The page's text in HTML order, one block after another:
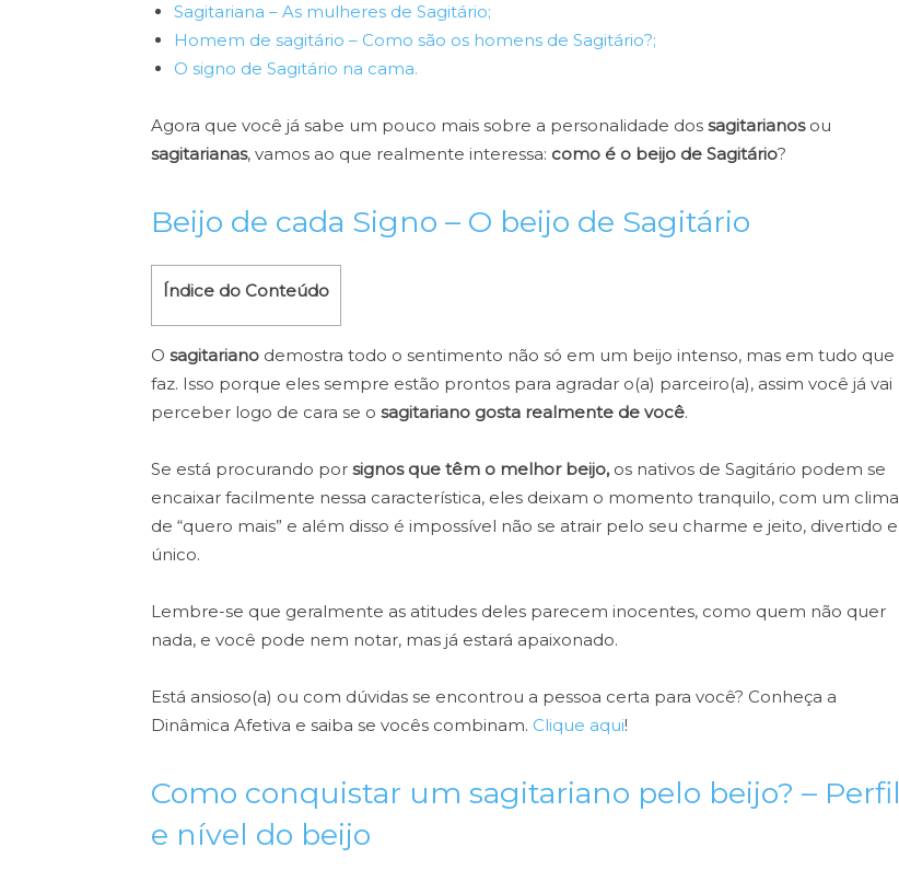
Sagitariana – As mulheres de Sagitário;
Homem de sagitário – Como são os homens de Sagitário?;
O signo de Sagitário na cama.
Agora que você já sabe um pouco mais sobre a personalidade dos sagitarianos ou
sagitarianas, vamos ao que realmente interessa: como é o beijo de Sagitário?
Beijo de cada Signo – O beijo de Sagitário
Índice do Conteúdo
O sagitariano demostra todo o sentimento não só em um beijo intenso, mas em tudo que
faz. Isso porque eles sempre estão prontos para agradar o(a) parceiro(a), assim você já vai
perceber logo de cara se o sagitariano gosta realmente de você.
Se está procurando por signos que têm o melhor beijo, os nativos de Sagitário podem se
encaixar facilmente nessa característica, eles deixam o momento tranquilo, com um clima
de “quero mais” e além disso é impossível não se atrair pelo seu charme e jeito, divertido e
único.
Lembre-se que geralmente as atitudes deles parecem inocentes, como quem não quer
nada, e você pode nem notar, mas já estará apaixonado.
Está ansioso(a) ou com dúvidas se encontrou a pessoa certa para você? Conheça a
Dinâmica Afetiva e saiba se vocês combinam. Clique aqui!
Como conquistar um sagitariano pelo beijo? – Perfil
e nível do beijo